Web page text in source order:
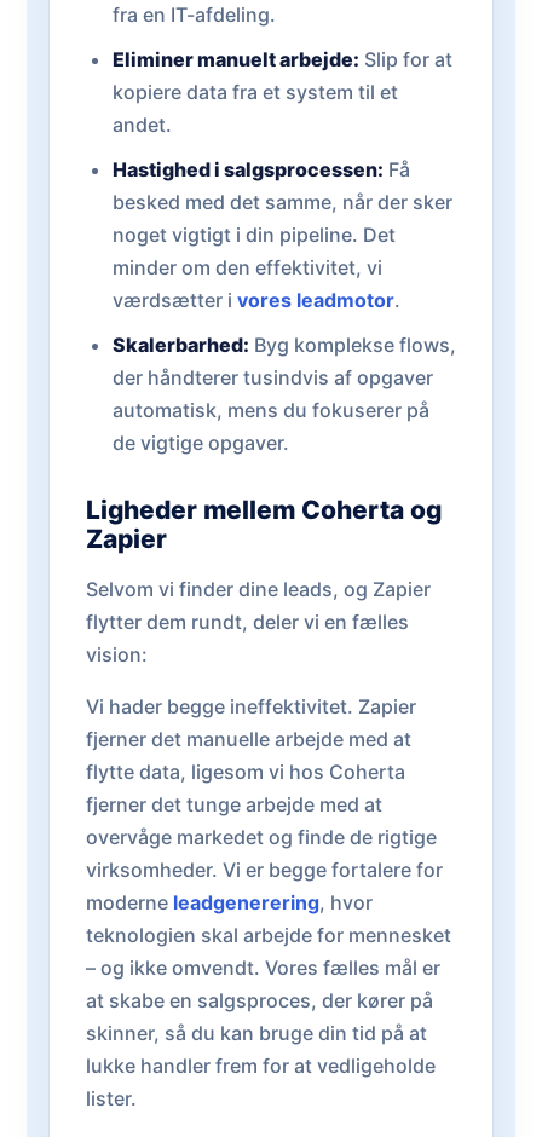
fra en IT-afdeling.
Eliminer manuelt arbejde: Slip for at
kopiere data fra et system til et
andet.
Hastighed i salgsprocessen: Få
besked med det samme, når der sker
noget vigtigt i din pipeline. Det
minder om den effektivitet, vi
værdsætter i vores leadmotor.
Skalerbarhed: Byg komplekse flows,
der håndterer tusindvis af opgaver
automatisk, mens du fokuserer på
de vigtige opgaver.
Ligheder mellem Coherta og
Zapier
Selvom vi finder dine leads, og Zapier
flytter dem rundt, deler vi en fælles
vision:
Vi hader begge ineffektivitet. Zapier
fjerner det manuelle arbejde med at
flytte data, ligesom vi hos Coherta
fjerner det tunge arbejde med at
overvåge markedet og finde de rigtige
virksomheder. Vi er begge fortalere for
moderne leadgenerering, hvor
teknologien skal arbejde for mennesket
– og ikke omvendt. Vores fælles mål er
at skabe en salgsproces, der kører på
skinner, så du kan bruge din tid på at
lukke handler frem for at vedligeholde
lister.